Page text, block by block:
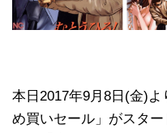
本日2017年9月8日(金)
め買いセール」がスタ